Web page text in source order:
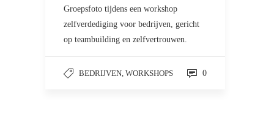
Groepsfoto tijdens een workshop
zelfverdediging voor bedrijven, gericht
op teambuilding en zelfvertrouwen.
BEDRIJVEN, WORKSHOPS 0